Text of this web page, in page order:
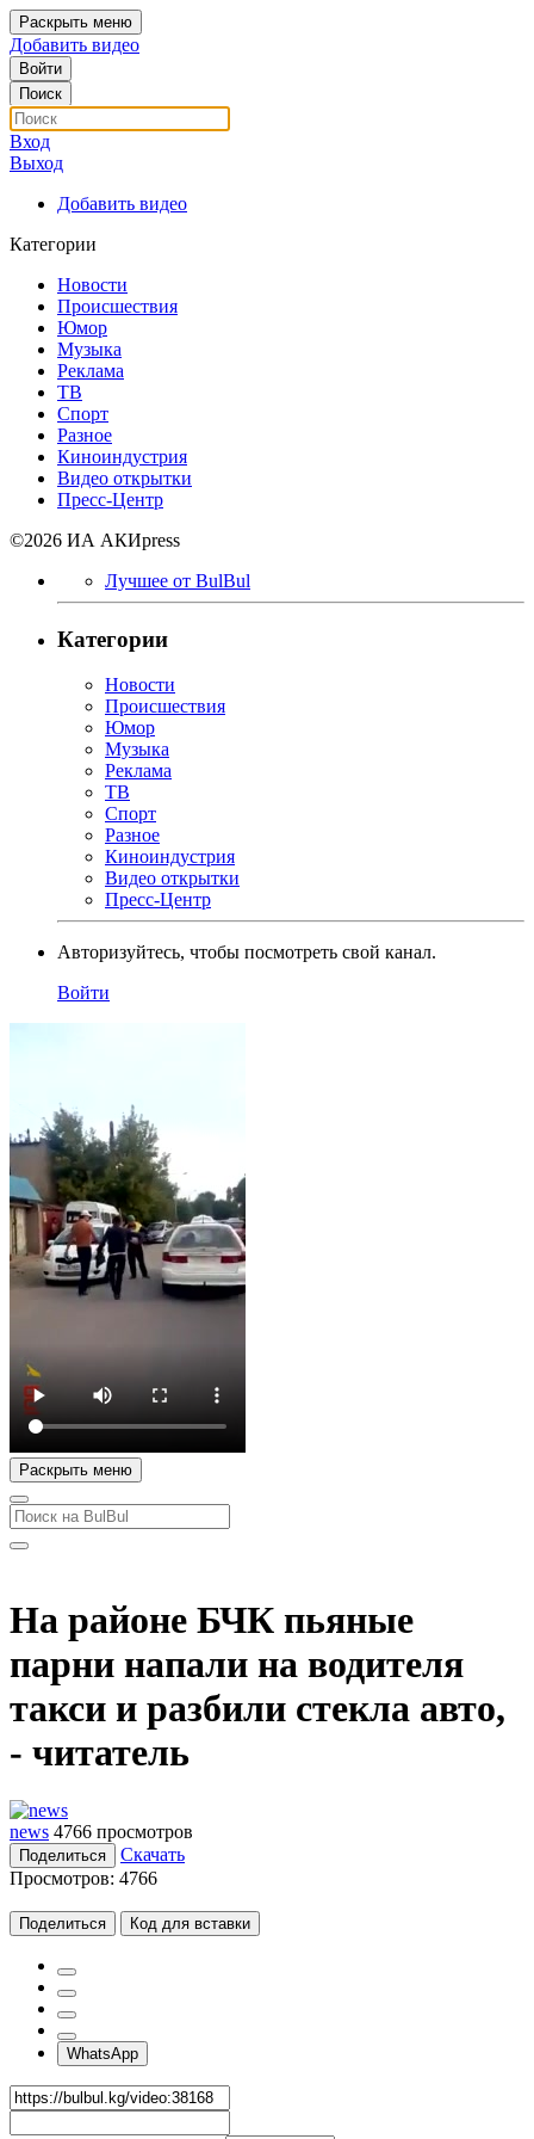
Раскрыть меню
Добавить видео
Войти
Поиск
Вход
Выход
Добавить видео
Категории
Новости
Происшествия
Юмор
Музыка
Реклама
ТВ
Спорт
Разное
Киноиндустрия
Видео открытки
Пресс-Центр
©2026 ИА АКИpress
Лучшее от BulBul
Категории
Новости
Происшествия
Юмор
Музыка
Реклама
ТВ
Спорт
Разное
Киноиндустрия
Видео открытки
Пресс-Центр
Авторизуйтесь, чтобы посмотреть свой канал.
Войти
Раскрыть меню
На районе БЧК пьяные
парни напали на водителя
такси и разбили стекла авто,
- читатель
news 4766 просмотров
Поделиться
Скачать
Просмотров: 4766
Поделиться Код для вставки
WhatsApp